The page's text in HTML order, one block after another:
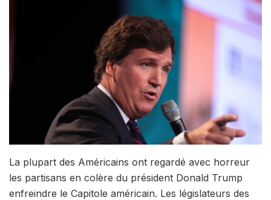
La plupart des Américains ont regardé avec horreur
les partisans en colère du président Donald Trump
enfreindre le Capitole américain. Les législateurs des